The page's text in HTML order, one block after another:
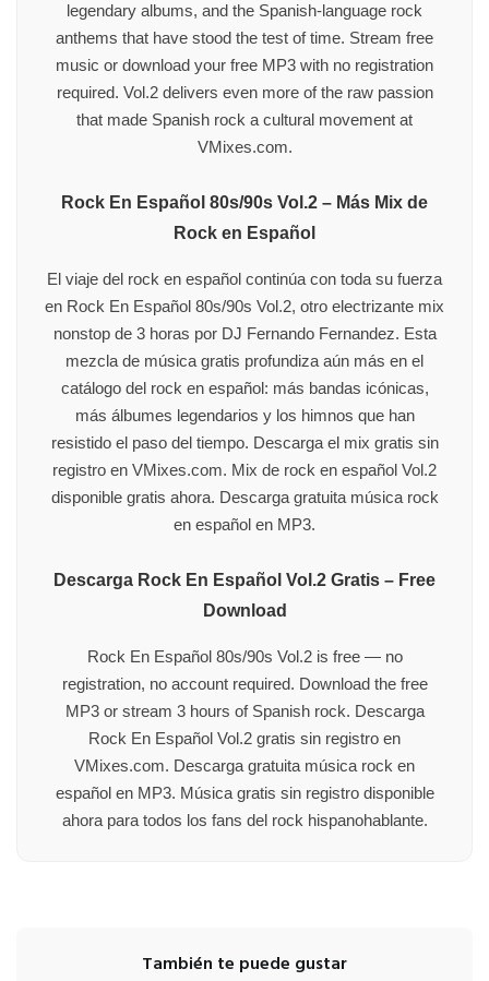
legendary albums, and the Spanish-language rock
anthems that have stood the test of time. Stream free
music or download your free MP3 with no registration
required. Vol.2 delivers even more of the raw passion
that made Spanish rock a cultural movement at
VMixes.com.
Rock En Español 80s/90s Vol.2 – Más Mix de
Rock en Español
El viaje del rock en español continúa con toda su fuerza
en Rock En Español 80s/90s Vol.2, otro electrizante mix
nonstop de 3 horas por DJ Fernando Fernandez. Esta
mezcla de música gratis profundiza aún más en el
catálogo del rock en español: más bandas icónicas,
más álbumes legendarios y los himnos que han
resistido el paso del tiempo. Descarga el mix gratis sin
registro en VMixes.com. Mix de rock en español Vol.2
disponible gratis ahora. Descarga gratuita música rock
en español en MP3.
Descarga Rock En Español Vol.2 Gratis – Free
Download
Rock En Español 80s/90s Vol.2 is free — no
registration, no account required. Download the free
MP3 or stream 3 hours of Spanish rock. Descarga
Rock En Español Vol.2 gratis sin registro en
VMixes.com. Descarga gratuita música rock en
español en MP3. Música gratis sin registro disponible
ahora para todos los fans del rock hispanohablante.
También te puede gustar